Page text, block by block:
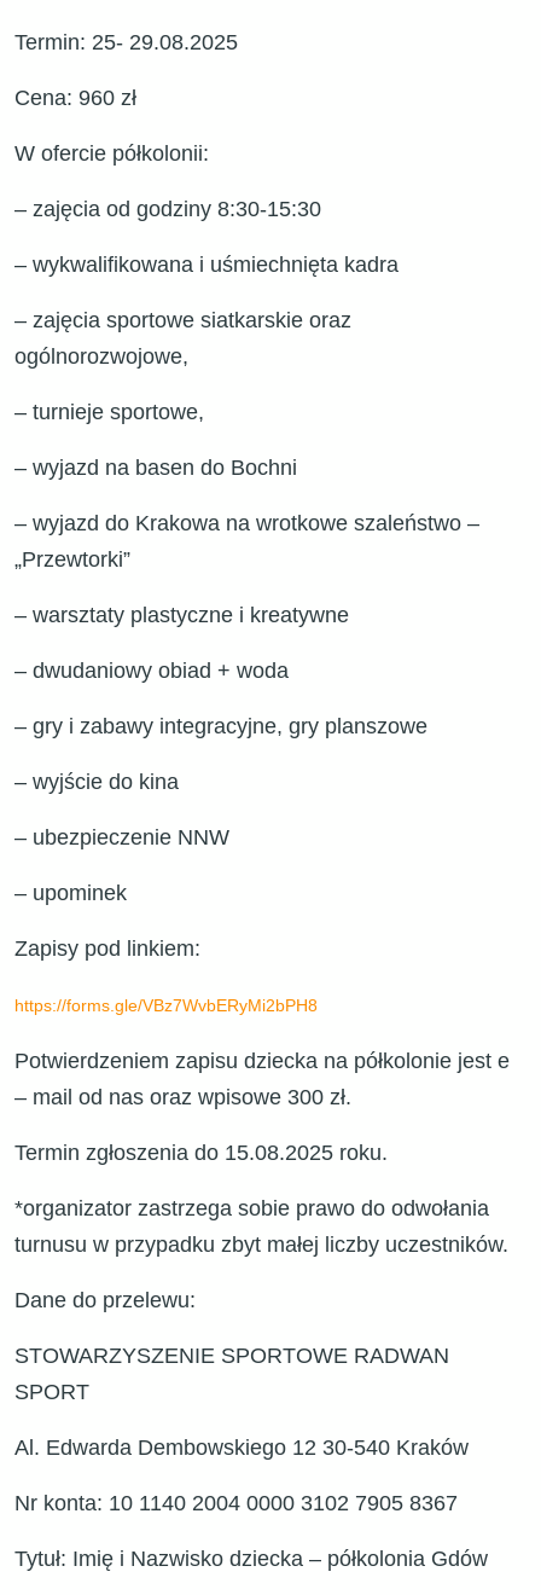
Termin: 25- 29.08.2025
Cena: 960 zł
W ofercie półkolonii:
– zajęcia od godziny 8:30-15:30
– wykwalifikowana i uśmiechnięta kadra
– zajęcia sportowe siatkarskie oraz
ogólnorozwojowe,
– turnieje sportowe,
– wyjazd na basen do Bochni
– wyjazd do Krakowa na wrotkowe szaleństwo –
„Przewtorki”
– warsztaty plastyczne i kreatywne
– dwudaniowy obiad + woda
– gry i zabawy integracyjne, gry planszowe
– wyjście do kina
– ubezpieczenie NNW
– upominek
Zapisy pod linkiem:
https://forms.gle/VBz7WvbERyMi2bPH8
Potwierdzeniem zapisu dziecka na półkolonie jest e
– mail od nas oraz wpisowe 300 zł.
Termin zgłoszenia do 15.08.2025 roku.
*organizator zastrzega sobie prawo do odwołania
turnusu w przypadku zbyt małej liczby uczestników.
Dane do przelewu:
STOWARZYSZENIE SPORTOWE RADWAN
SPORT
Al. Edwarda Dembowskiego 12 30-540 Kraków
Nr konta: 10 1140 2004 0000 3102 7905 8367
Tytuł: Imię i Nazwisko dziecka – półkolonia Gdów